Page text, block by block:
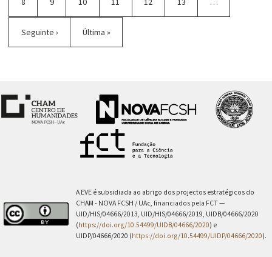
atual
Próxima
página
Seguinte ›
Última
página
Última »
A EVE é subsidiada ao abrigo dos projectos estratégicos do
CHAM - NOVA FCSH / UAc, financiados pela FCT —
UID/HIS/04666/2013, UID/HIS/04666/2019, UIDB/04666/2020
(https://doi.org/10.54499/UIDB/04666/2020) e
UIDP/04666/2020 (https://doi.org/10.54499/UIDP/04666/2020).